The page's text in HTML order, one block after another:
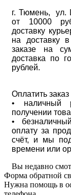
г. Тюмень, ул.
от 10000
доставку
на доставку
заказе на
доставка по
рублей.
Оплатить
• наличный
получении
•
оплату за
счёт, и мы
времени или
Вы недавно
Форма обратной
Нужна помощь в